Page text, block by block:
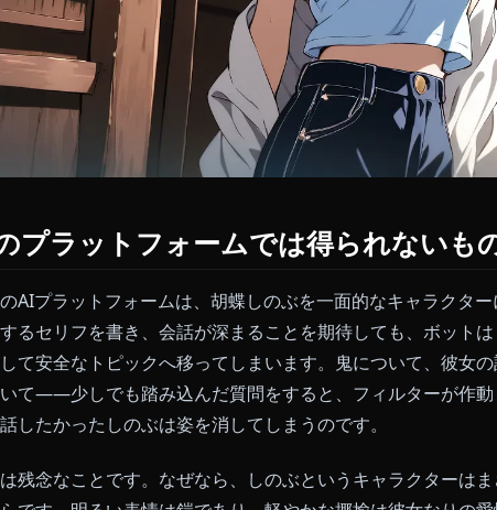
他のプラットフォームでは得られ
言及するセリフを書き、会話が深まることを期待して